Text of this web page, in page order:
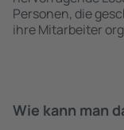
Personen, die
ihre Mitarbeiter
Wie kann man